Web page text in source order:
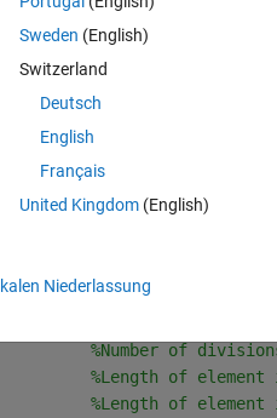
%Number of
%Number of
%Length of
%Length of
Sweden (English)
Switzerland
Deutsch
English
Français
United Kingdom(English)
Niederlassung